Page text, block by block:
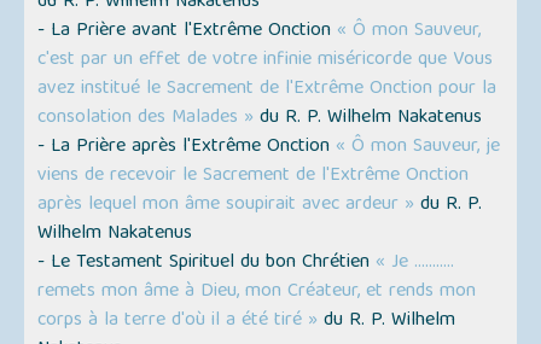
- La Prière avant l'Extrême Onction « Ô mon Sauveur,
c'est par un effet de votre infinie miséricorde que Vous
avez institué le Sacrement de l'Extrême Onction pour la
consolation des Malades » du R. P. Wilhelm Nakatenus
- La Prière après l'Extrême Onction « Ô mon Sauveur, je
viens de recevoir le Sacrement de l'Extrême Onction
après lequel mon âme soupirait avec ardeur » du R. P.
Wilhelm Nakatenus
- Le Testament Spirituel du bon Chrétien « Je ...........
remets mon âme à Dieu, mon Créateur, et rends mon
corps à la terre d'où il a été tiré » du R. P. Wilhelm